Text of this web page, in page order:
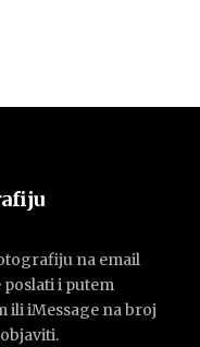
na email
poslati i putem
ili iMessage na broj